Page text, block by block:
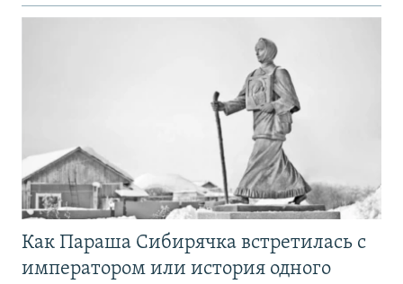
Как Параша Сибирячка встретилась с
императором или история одного